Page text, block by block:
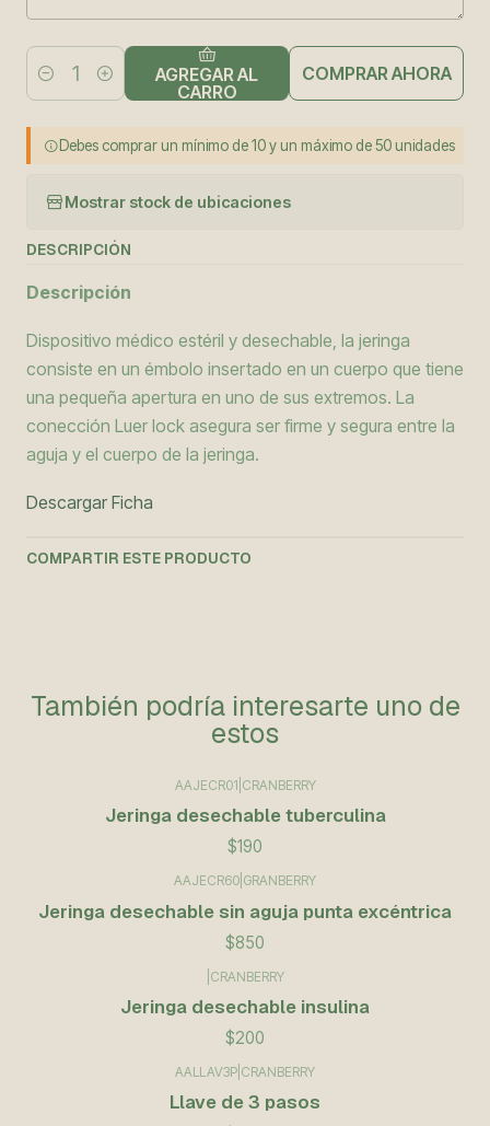
Cantidad
AGREGAR AL
CARRO
COMPRAR AHORA
Debes comprar un mínimo de 10 y un máximo de 50 unidades
Mostrar stock de ubicaciones
DESCRIPCIÓN
Descripción
Dispositivo médico estéril y desechable, la jeringa
consiste en un émbolo insertado en un cuerpo que tiene
una pequeña apertura en uno de sus extremos. La
conección Luer lock asegura ser firme y segura entre la
aguja y el cuerpo de la jeringa.
Descargar Ficha
COMPARTIR ESTE PRODUCTO
También podría interesarte uno de
estos
AAJECR01 CRANBERRY
Jeringa desechable tuberculina
$190
AAJECR60 GRANBERRY
Jeringa desechable sin aguja punta excéntrica
$850
CRANBERRY
Jeringa desechable insulina
$200
AALLAV3P CRANBERRY
Llave de 3 pasos